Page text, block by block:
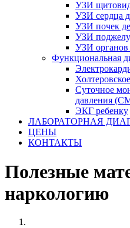
УЗИ
УЗИ сердца
УЗИ почек
УЗИ
УЗИ
Функциональная
Суточное
давления
ЭКГ ребенку
ЛАБОРАТОРНАЯ
ЦЕНЫ
КОНТАКТЫ
Полезные
наркологию